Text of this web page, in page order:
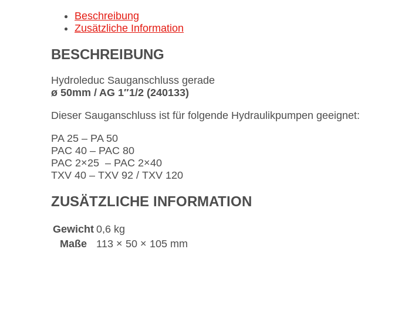
Beschreibung
Zusätzliche Information
BESCHREIBUNG
Hydroleduc Sauganschluss gerade
ø 50mm / AG 1″1/2 (240133)
Dieser Sauganschluss ist für folgende Hydraulikpumpen geeignet:
PA 25 – PA 50
PAC 40 – PAC 80
PAC 2×25 – PAC 2×40
TXV 40 – TXV 92 / TXV 120
ZUSÄTZLICHE INFORMATION
Gewicht 0,6 kg
Maße
113 × 50 × 105 mm